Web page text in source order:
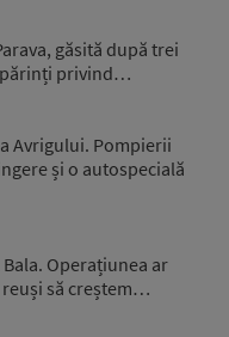
găsită după trei
părinți privind…
Avrigului. Pompierii
și o autospecială
Operațiunea ar
reuși să creștem…